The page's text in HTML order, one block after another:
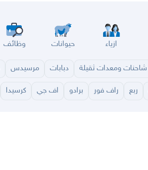
ازياء حيوانات وظائف
شاحنات ومعدات ثقيلة دبابات مرسيدس
ربع راف فور برادو اف جي كرسيدا